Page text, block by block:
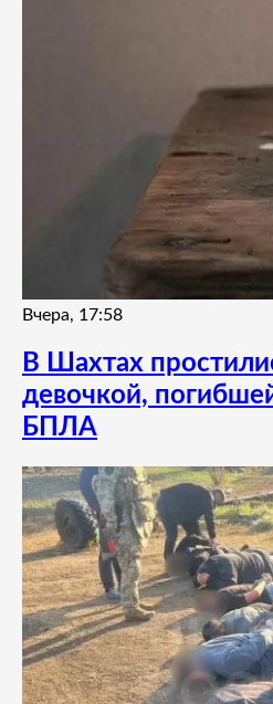
Вчера, 17:58
В Шахтах
девочкой,
БПЛА